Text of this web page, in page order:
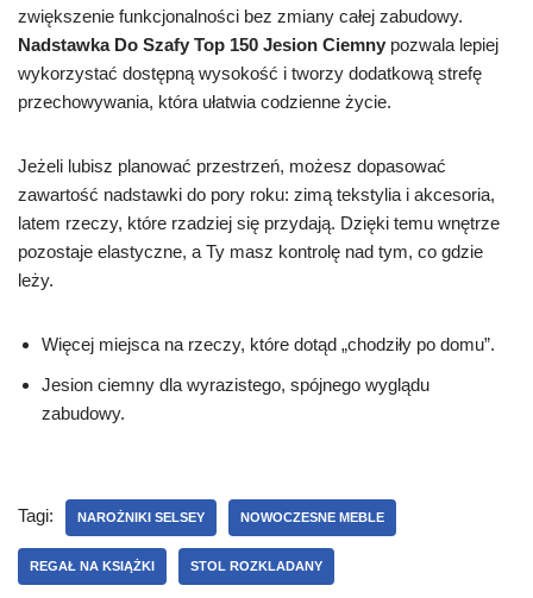
zwiększenie funkcjonalności bez zmiany całej zabudowy.
Nadstawka Do Szafy Top 150 Jesion Ciemny pozwala lepiej
wykorzystać dostępną wysokość i tworzy dodatkową strefę
przechowywania, która ułatwia codzienne życie.
Jeżeli lubisz planować przestrzeń, możesz dopasować
zawartość nadstawki do pory roku: zimą tekstylia i akcesoria,
latem rzeczy, które rzadziej się przydają. Dzięki temu wnętrze
pozostaje elastyczne, a Ty masz kontrolę nad tym, co gdzie
leży.
Więcej miejsca na rzeczy, które dotąd „chodziły po domu”.
Jesion ciemny dla wyrazistego, spójnego wyglądu
zabudowy.
Tagi: NAROŻNIKI SELSEY NOWOCZESNE MEBLE
REGAŁ NA KSIĄŻKI STOL ROZKLADANY